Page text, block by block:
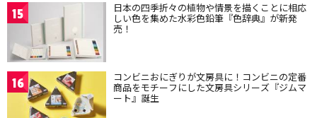
15 日本の四季折々の植物や情景を描くことに相応
しい色を集めた水彩色鉛筆『色辞典』が新発
売！
16 コンビニおにぎりが文房具に！コンビニの定番
商品をモチーフにした文房具シリーズ『ジムマ
ート』誕生